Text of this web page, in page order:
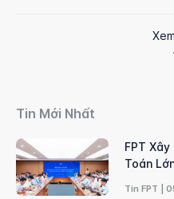
Tin Mới Nhất
FPT Xây
Toán
Tin FPT |